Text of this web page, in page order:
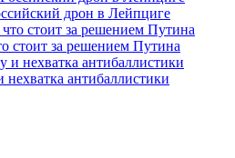
дрон в Лейпциге
стоит за решением Путина
антибаллистики